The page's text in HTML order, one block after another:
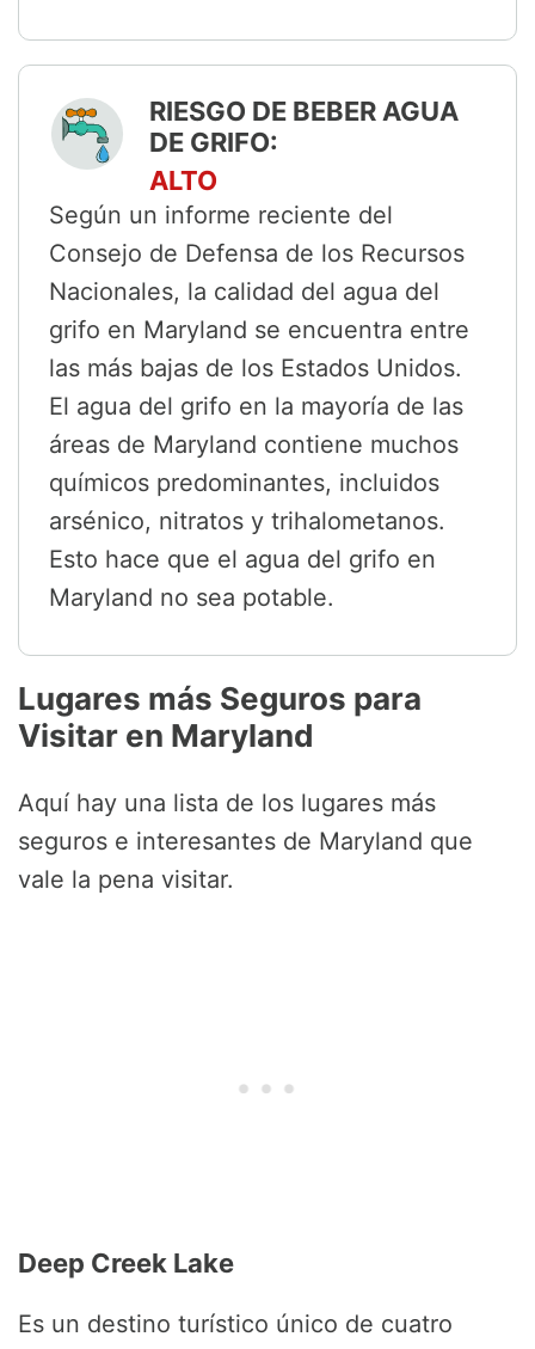
RIESGO DE BEBER AGUA
DE GRIFO:
ALTO
Según un informe reciente del
Consejo de Defensa de los Recursos
Nacionales, la calidad del agua del
grifo en Maryland se encuentra entre
las más bajas de los Estados Unidos.
El agua del grifo en la mayoría de las
áreas de Maryland contiene muchos
químicos predominantes, incluidos
arsénico, nitratos y trihalometanos.
Esto hace que el agua del grifo en
Maryland no sea potable.
Lugares más Seguros para
Visitar en Maryland
Aquí hay una lista de los lugares más
seguros e interesantes de Maryland que
vale la pena visitar.
Deep Creek Lake
Es un destino turístico único de cuatro